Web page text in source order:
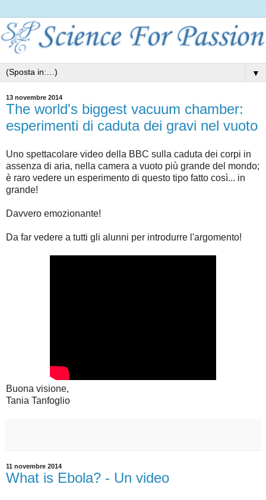
▼
13 novembre 2014
The world's biggest vacuum chamber:
esperimenti di caduta dei gravi nel vuoto
Uno spettacolare video della BBC sulla caduta dei corpi in
assenza di aria, nella camera a vuoto più grande del mondo;
è raro vedere un esperimento di questo tipo fatto così... in
grande!
Davvero emozionante!
Da far vedere a tutti gli alunni per introdurre l'argomento!
Buona visione,
Tania Tanfoglio
11 novembre 2014
What is Ebola? - Un video